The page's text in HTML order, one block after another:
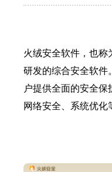
火绒安全软件，也称
研发的综合安全软件
户提供全面的安全保
网络安全、系统优化